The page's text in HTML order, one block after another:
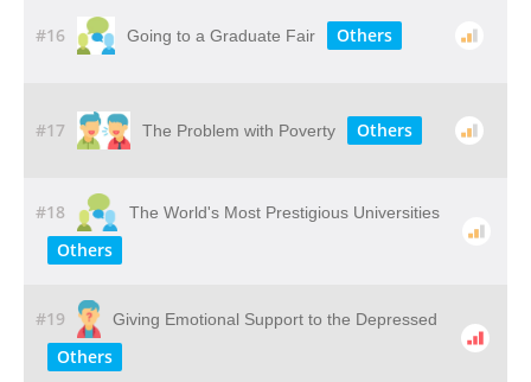
#16 Going to a Graduate Fair Others
#17 The Problem with Poverty Others
#18 The World's Most Prestigious Universities
Others
#19 Giving​ ​Emotional​ ​Support​ ​to​ ​the​ ​Depressed
Others